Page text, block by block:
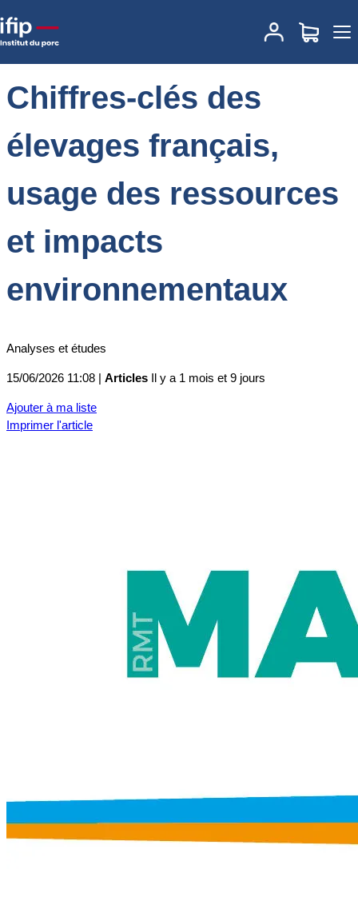
Accueil
Chiffres-clés des élevages français, usage des
ressources et impacts environnementaux
Chiffres-clés des
élevages français,
usage des ressources
et impacts
environnementaux
Analyses et études
15/06/2026 11:08 | Articles Il y a 1 mois et 9 jours
Ajouter à ma liste
Imprimer l'article